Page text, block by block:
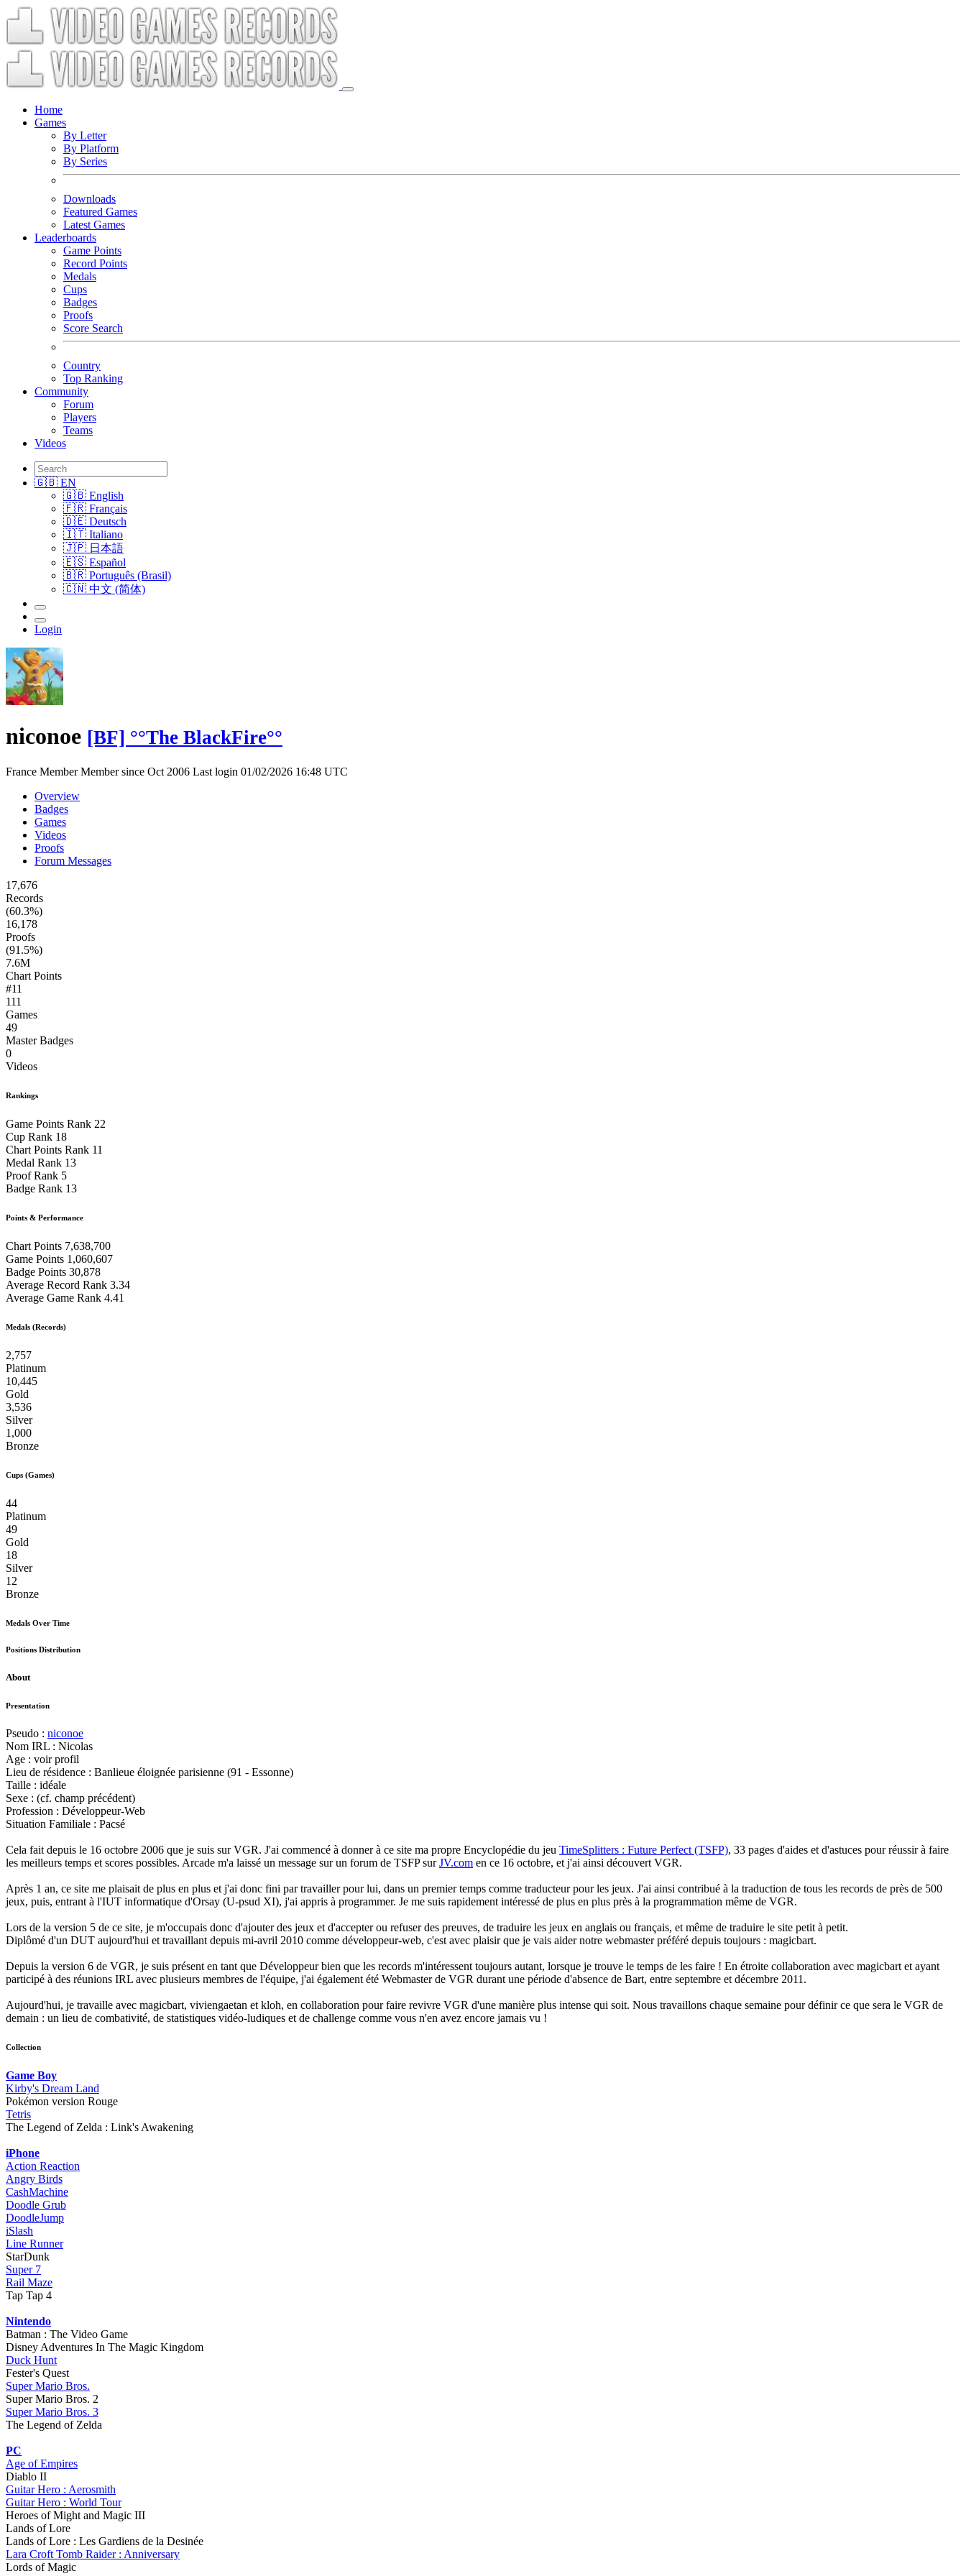
Home
Games
By Letter
By Platform
By Series
Downloads
Featured Games
Latest Games
Leaderboards
Game Points
Record Points
Medals
Cups
Badges
Proofs
Score Search
Country
Top Ranking
Community
Forum
Players
Teams
Videos
🇬🇧 EN
🇬🇧 English
🇫🇷 Français
🇩🇪 Deutsch
🇮🇹 Italiano
🇯🇵 日本語
🇪🇸 Español
🇧🇷 Português (Brasil)
🇨🇳 中文 (简体)
Login
niconoe [BF] °°The BlackFire°°
France MemberMember since Oct 2006 Last login 01/02/2026 16:48 UTC
Overview
Badges
Games
Videos
Proofs
Forum Messages
17,676
Records
(60.3%)
16,178
Proofs
(91.5%)
7.6M
Chart Points
#11
111
Games
49
Master Badges
0
Videos
Rankings
Game Points Rank 22
Cup Rank 18
Chart Points Rank 11
Medal Rank 13
Proof Rank 5
Badge Rank 13
Points & Performance
Chart Points 7,638,700
Game Points 1,060,607
Badge Points 30,878
Average Record Rank 3.34
Average Game Rank 4.41
Medals (Records)
2,757
Platinum
10,445
Gold
3,536
Silver
1,000
Bronze
Cups (Games)
44
Platinum
49
Gold
18
Silver
12
Bronze
Medals Over Time
Positions Distribution
About
Presentation
Pseudo : niconoe
Nom IRL : Nicolas
Age : voir profil
Lieu de résidence : Banlieue éloignée parisienne (91 - Essonne)
Taille : idéale
Sexe : (cf. champ précédent)
Profession : Développeur-Web
Situation Familiale : Pacsé
Cela fait depuis le 16 octobre 2006 que je suis sur VGR. J'ai commencé à donner à ce site ma propre Encyclopédie du jeu TimeSplitters : Future Perfect (TSFP), 33 pages d'aides et d'astuces pour réussir à faire
les meilleurs temps et scores possibles. Arcade m'a laissé un message sur un forum de TSFP surJV.com en ce 16 octobre, et j'ai ainsi découvert VGR.
Après 1 an, ce site me plaisait de plus en plus et j'ai donc fini par travailler pour lui, dans un premier temps comme traducteur pour les jeux. J'ai ainsi contribué à la traduction de tous les records de près de 500
jeux, puis, entrant à l'IUT informatique d'Orsay (U-psud XI), j'ai appris à programmer. Je me suis rapidement intéressé de plus en plus près à la programmation même de VGR.
Lors de la version 5 de ce site, je m'occupais donc d'ajouter des jeux et d'accepter ou refuser des preuves, de traduire les jeux en anglais ou français, et même de traduire le site petit à petit.
Diplômé d'un DUT aujourd'hui et travaillant depuis mi-avril 2010 comme développeur-web, c'est avec plaisir que je vais aider notre webmaster préféré depuis toujours : magicbart.
Depuis la version 6 de VGR, je suis présent en tant que Développeur bien que les records m'intéressent toujours autant, lorsque je trouve le temps de les faire ! En étroite collaboration avec magicbart et ayant
participé à des réunions IRL avec plusieurs membres de l'équipe, j'ai également été Webmaster de VGR durant une période d'absence de Bart, entre septembre et décembre 2011.
Aujourd'hui, je travaille avec magicbart, viviengaetan et kloh, en collaboration pour faire revivre VGR d'une manière plus intense qui soit. Nous travaillons chaque semaine pour définir ce que sera le VGR de
demain : un lieu de combativité, de statistiques vidéo-ludiques et de challenge comme vous n'en avez encore jamais vu !
Collection
Game Boy
Kirby's Dream Land
Pokémon version Rouge
Tetris
The Legend of Zelda : Link's Awakening
iPhone
Action Reaction
Angry Birds
CashMachine
Doodle Grub
DoodleJump
iSlash
Line Runner
StarDunk
Super 7
Rail Maze
Tap Tap 4
Nintendo
Batman : The Video Game
Disney Adventures In The Magic Kingdom
Duck Hunt
Fester's Quest
Super Mario Bros.
Super Mario Bros. 2
Super Mario Bros. 3
The Legend of Zelda
PC
Age of Empires
Diablo II
Guitar Hero : Aerosmith
Guitar Hero : World Tour
Heroes of Might and Magic III
Lands of Lore
Lands of Lore : Les Gardiens de la Desinée
Lara Croft Tomb Raider : Anniversary
Lords of Magic